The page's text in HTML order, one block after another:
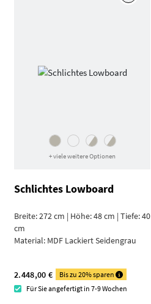
+ viele weitere Optionen
Schlichtes Lowboard
Breite: 272 cm | Höhe: 48 cm | Tiefe: 40
cm
Material: MDF Lackiert Seiden­grau
2.448,00 €
Bis zu 20% sparen
Für Sie angefertigt in 7-9 Wochen